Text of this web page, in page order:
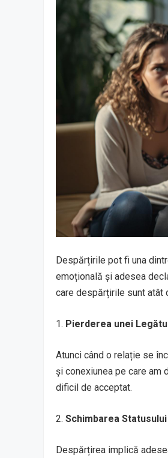
Despărțirile pot fi una
emoțională și adesea
care despărțirile sunt atât
1. Pierderea unei
Atunci când o relație se
și conexiunea pe care
dificil de acceptat.
2. Schimbarea
Despărțirea implică